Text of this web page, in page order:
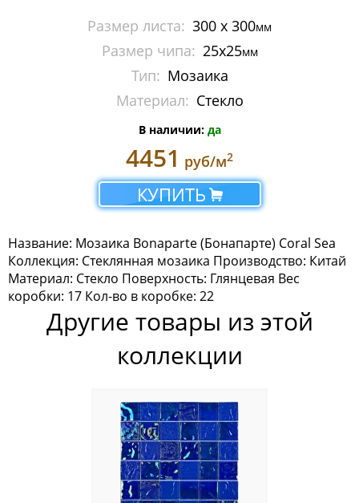
Панно
Растяжки из мозаики
Стеклянная мозаика
Мозаика Caramelle Mosaic
Мозаика Dao
Мозаика Decor-mosaic
Мозаика Imagine Mosaic
Мозаика Irida
Мозаика Keramograd
Мозаика Orro Mosaic
Мозаика Rose Mosaic
Мозаика Sekitei
Размер листа: 300 x 300мм
Размер чипа: 25х25мм
Тип: Мозаика
Материал: Стекло
В наличии: да
4451 руб/м2
КУПИТЬ
Название: Мозаика Bonaparte (Бонапарте) Coral Sea
Коллекция: Стеклянная мозаика Производство: Китай
Материал: Стекло Поверхность: Глянцевая Вес
коробки: 17 Кол-во в коробке: 22
Другие товары из этой
коллекции